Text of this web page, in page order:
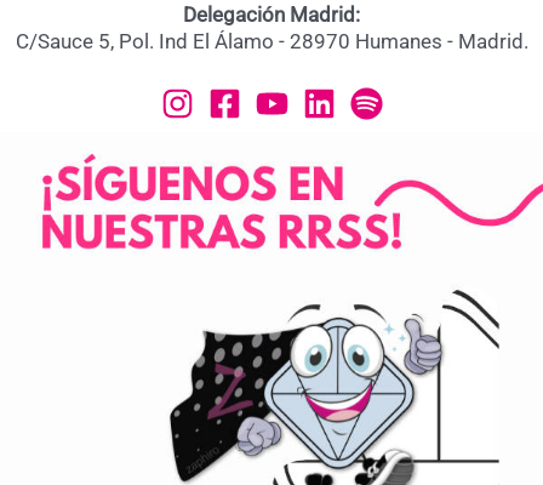
Delegación Madrid:
C/Sauce 5, Pol. Ind El Álamo - 28970 Humanes - Madrid.